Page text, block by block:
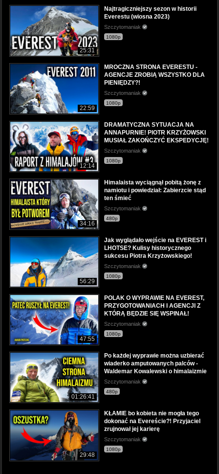
25:31
Najtragiczniejszy sezon w historii
Everestu (wiosna 2023)
Szczytomaniak
1080p
22:59
MROCZNA STRONA EVERESTU -
AGENCJE ZROBIĄ WSZYSTKO DLA
PIENIĘDZY?!
Szczytomaniak
1080p
12:14
DRAMATYCZNA SYTUACJA NA
ANNAPURNIE! PIOTR KRZYŻOWSKI
MUSIAŁ ZAKOŃCZYĆ EKSPEDYCJĘ!
Szczytomaniak
1080p
34:16
Himalaista wyciągnął pobitą żonę z
namiotu i powiedział: Zabierzcie stąd
ten śmieć
Szczytomaniak
480p
56:29
Jak wyglądało wejście na EVEREST i
LHOTSE? Kulisy historycznego
sukcesu Piotra Krzyżowskiego!
Szczytomaniak
1080p
47:55
POLAK O WYPRAWIE NA EVEREST,
PRZYGOTOWANIACH I AGENCJI Z
KTÓRĄ BĘDZIE SIĘ WSPINAŁ!
Szczytomaniak
1080p
01:26:41
Po każdej wyprawie można uzbierać
wiaderko amputowanych palców -
Waldemar Kowalewski o himalaizmie
Szczytomaniak
480p
29:48
KŁAMIE bo kobieta nie mogła tego
dokonać na Evereście?! Przyjaciel
zrujnował jej karierę
Szczytomaniak
1080p